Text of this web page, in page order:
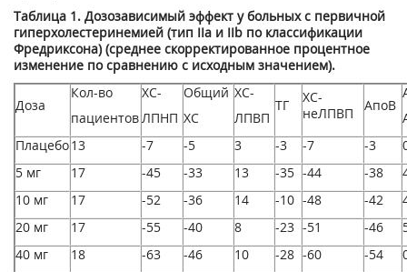
Таблица 1. Дозозависимый эффект у больных с первичной
гиперхолестеринемией (тип IIа и IIb по классификации
Фредриксона) (среднее скорректированное процентное
изменение по сравнению с исходным значением).
Доза
Кол-во
пациентов
ХС-
ЛПНП
Общий
ХС
ХС-
ЛПВП
ТГ
ХС-
неЛПВП
АпоВ
Плацебо13 -7 -5 3 -3 -7 -3
5 мг
17 -45 -33 13 -35 -44 -38
10 мг
17 -52 -36 14 -10 -48 -42
20 мг
17 -55 -40 8 -23 -51 -46
40 мг
18 -63 -46 10 -28 -60 -54